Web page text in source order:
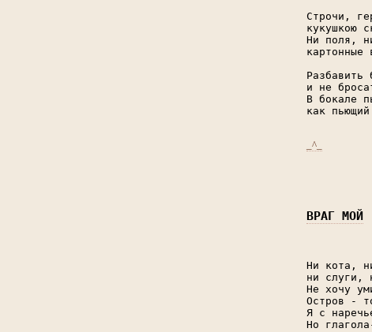
Строчи,
кукушкою
Ни поля,
картонные
и не
В бокале
как
_^_
ВРАГ МОЙ
Ни кота,
ни слуги,
Не хочу
Остров -
Я с
Но